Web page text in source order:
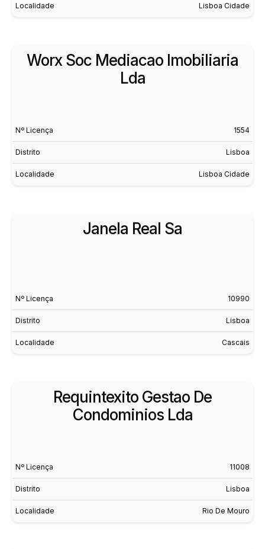
Localidade Lisboa Cidade
Worx Soc Mediacao Imobiliaria
Lda
Nº Licença 1554
Distrito Lisboa
Localidade Lisboa Cidade
Janela Real Sa
Nº Licença 10990
Distrito Lisboa
Localidade Cascais
Requintexito Gestao De
Condominios Lda
Nº Licença 11008
Distrito Lisboa
Localidade Rio De Mouro